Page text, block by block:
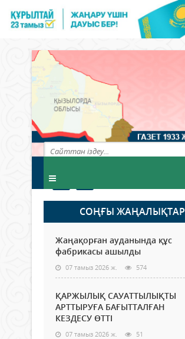
СОҢҒЫ ЖАҢАЛЫҚТАР
Жаңақорған ауданында құс
фабрикасы ашылды
07 тамыз 2026 ж. 574
ҚАРЖЫЛЫҚ САУАТТЫЛЫҚТЫ
АРТТЫРУҒА БАҒЫТТАЛҒАН
КЕЗДЕСУ ӨТТІ
07 тамыз 2026 ж. 51